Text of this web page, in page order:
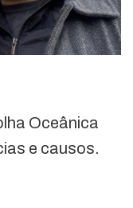
Oceânica
e causos.